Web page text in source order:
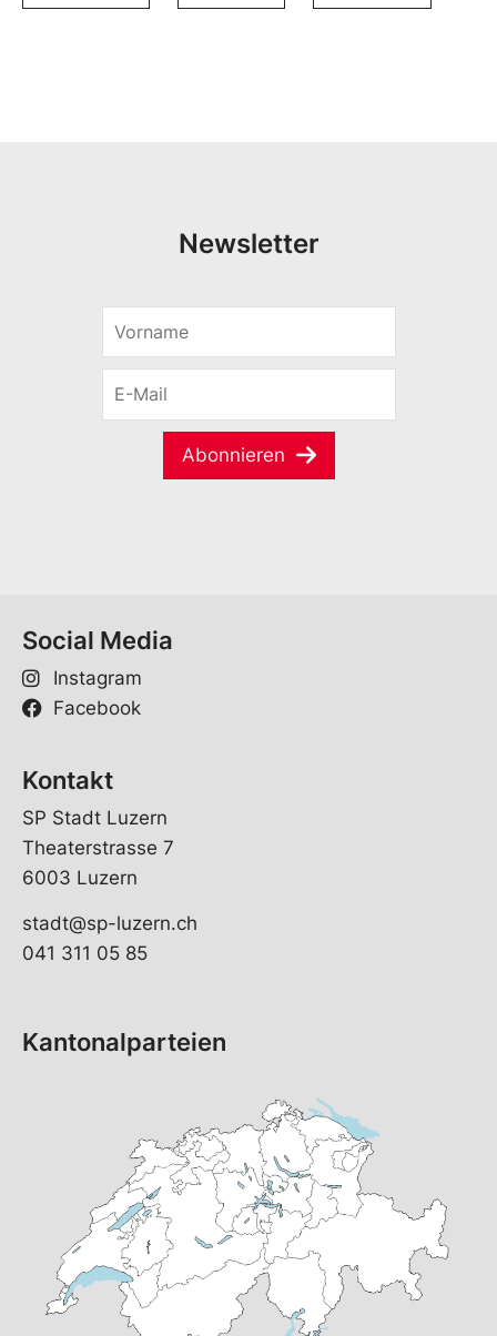
Newsletter
r
m
M
Abonnieren
Social Media
Instagram
Facebook
Kontakt
SP Stadt Luzern
Theaterstrasse 7
6003 Luzern
stadt@sp-luzern.ch
041 311 05 85
Kantonalparteien